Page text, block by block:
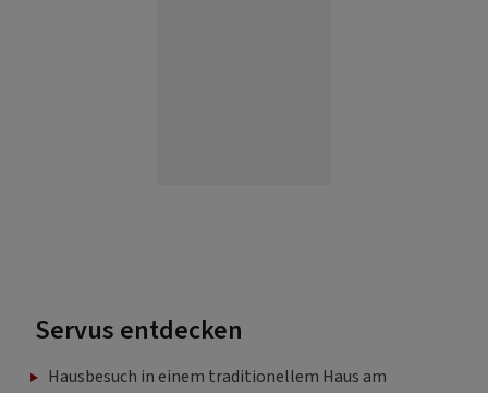
Servus entdecken
Hausbesuch in einem traditionellem Haus am